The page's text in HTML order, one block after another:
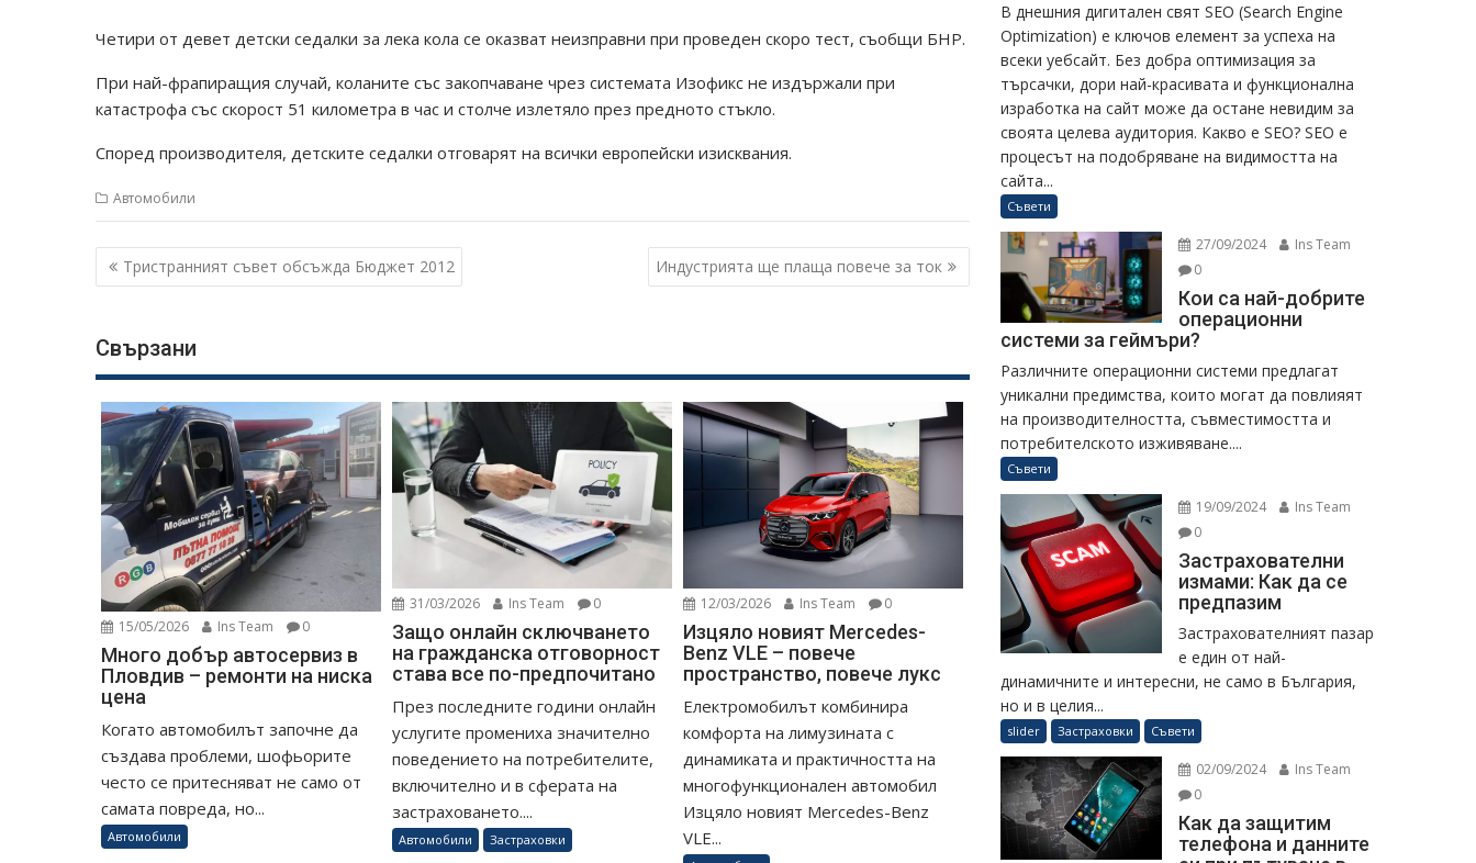
Четири от девет детски седалки за лека кола се оказват неизправни при проведен скоро тест, съобщи БНР.
При най-фрапиращия случай, коланите със закопчаване чрез системата Изофикс не издържали при
катастрофа със скорост 51 километра в час и столче излетяло през предното стъкло.
Според производителя, детските седалки отговарят на всички европейски изисквания.
Автомобили
Навигация
Тристранният съвет обсъжда Бюджет 2012 Индустрията ще плаща повече за ток
Свързани
15/05/2026 Ins Team 0
Много добър автосервиз в
Пловдив – ремонти на ниска
цена
Когато автомобилът започне да
създава проблеми, шофьорите
често се притесняват не само от
самата повреда, но...
Автомобили
31/03/2026 Ins Team 0
Защо онлайн сключването
на гражданска отговорност
става все по-предпочитано
През последните години онлайн
услугите промениха значително
поведението на потребителите,
включително и в сферата на
застраховането....
Автомобили Застраховки
12/03/2026 Ins Team 0
Изцяло новият Mercedes-
Benz VLE – повече
пространство, повече лукс
Електромобилът комбинира
комфорта на лимузината с
динамиката и практичността на
многофункционален автомобил
Изцяло новият Mercedes-Benz
VLE...
В днешния дигитален свят SEO (Search Engine
Optimization) е ключов елемент за успеха на
всеки уебсайт. Без добра оптимизация за
търсачки, дори най-красивата и функционална
изработка на сайт може да остане невидим за
своята целева аудитория. Какво е SEO? SEO е
процесът на подобряване на видимостта на
сайта...
Съвети
27/09/2024
Ins Team
0
Кои са най-добрите
операционни
системи за геймъри?
Различните операционни системи предлагат
уникални предимства, които могат да повлияят
на производителността, съвместимостта и
потребителското изживяване....
Съвети
19/09/2024
Ins Team
0
Застрахователни
измами: Как да се
предпазим
Застрахователният пазар
е един от най-
динамичните и интересни, не само в България,
но и в целия...
slider Застраховки Съвети
02/09/2024
Ins Team
0
Как да защитим
телефона и данните